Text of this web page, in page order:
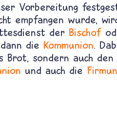
Vorbereitung
empfangen wurde,
der Bischof
die Kommunion.
Brot, sondern auch den
und auch die